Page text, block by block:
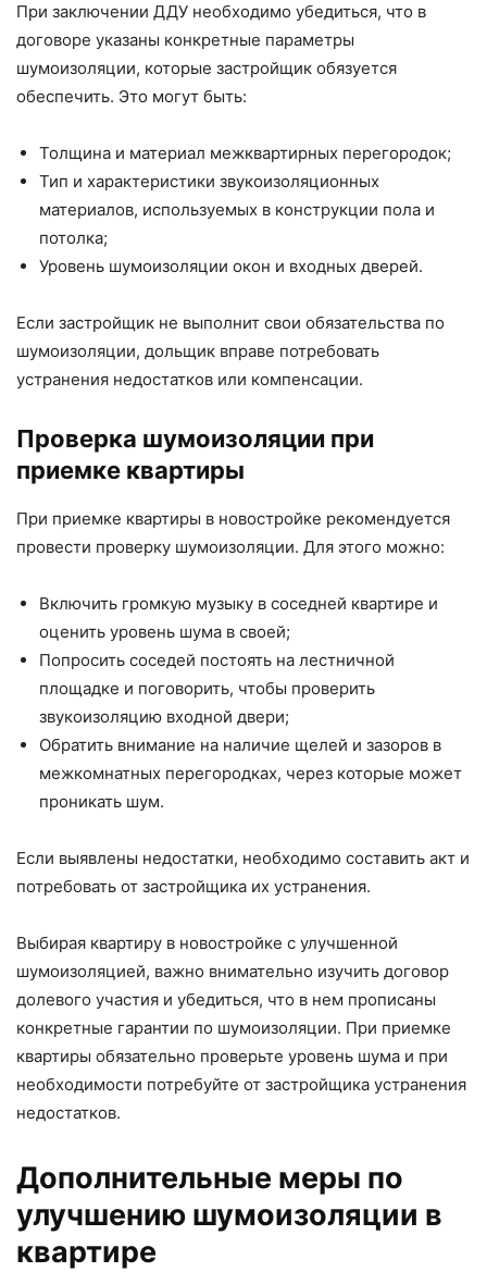
При заключении ДДУ необходимо убедиться, что в
договоре указаны конкретные параметры
шумоизоляции, которые застройщик обязуется
обеспечить. Это могут быть:
Толщина и материал межквартирных перегородок;
Тип и характеристики звукоизоляционных
материалов, используемых в конструкции пола и
потолка;
Уровень шумоизоляции окон и входных дверей.
Если застройщик не выполнит свои обязательства по
шумоизоляции, дольщик вправе потребовать
устранения недостатков или компенсации.
Проверка шумоизоляции при
приемке квартиры
При приемке квартиры в новостройке рекомендуется
провести проверку шумоизоляции. Для этого можно:
Включить громкую музыку в соседней квартире и
оценить уровень шума в своей;
Попросить соседей постоять на лестничной
площадке и поговорить, чтобы проверить
звукоизоляцию входной двери;
Обратить внимание на наличие щелей и зазоров в
межкомнатных перегородках, через которые может
проникать шум.
Если выявлены недостатки, необходимо составить акт и
потребовать от застройщика их устранения.
Выбирая квартиру в новостройке с улучшенной
шумоизоляцией, важно внимательно изучить договор
долевого участия и убедиться, что в нем прописаны
конкретные гарантии по шумоизоляции. При приемке
квартиры обязательно проверьте уровень шума и при
необходимости потребуйте от застройщика устранения
недостатков.
Дополнительные меры по
улучшению шумоизоляции в
квартире